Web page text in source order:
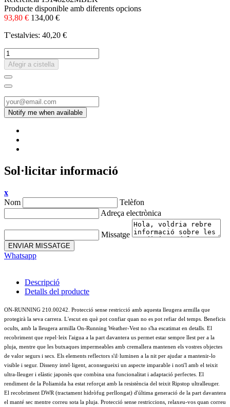
Producte disponible amb diferents opcions
93,80 € 134,00 €
T'estalvies: 40,20 €
Afegir a cistella
Sol·licitar informació
x
Nom
Telèfon
Adreça electrònica
Missatge
ENVIAR MISSATGE
Whatsapp
Descripció
Detalls del producte
ON-RUNNING 210.00242. Protecció sense restricció amb aquesta lleugera armilla que
protegirà la seva carrera. L'escut en què pot confiar quan no es pot refiar del temps. Beneficis
ocults, amb la lleugera armilla On-Running Weather-Vest no s'ha escatimat en detalls. El
recobriment que repel·leix l'aigua a la part davantera us permet estar sempre llest per a la
pluja, mentre que les butxaques impermeables amb cremallera mantenen els vostres objectes
de valor segurs i secs. Els elements reflectors s'il·luminen a la nit per ajudar a mantenir-lo
visible i segur. Disseny intel·ligent, aconsegueixi un aspecte imparable i noti'l amb el teixit
ultra-lleuger i elàstic japonès que combina una funcionalitat i adaptació perfectes. El
rendiment de la Poliamida ha estat reforçat amb la resistència del teixit Ripstop ultralleuger.
El recobriment DWR (tractament hidròfug perllongat) d'última generació de la part davantera
el manté sec mentre correu sota la pluja. Protecció sense restriccions, relaxeu-vos quan correu